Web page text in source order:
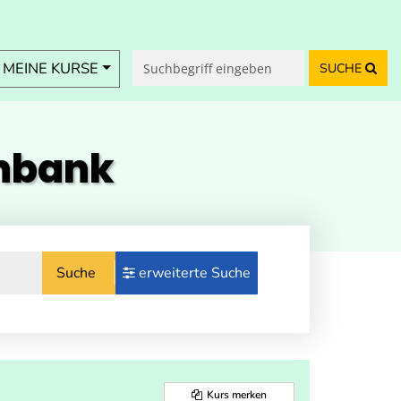
KURSE SUCHE
Suche erweiterte Suche
Kurs merken